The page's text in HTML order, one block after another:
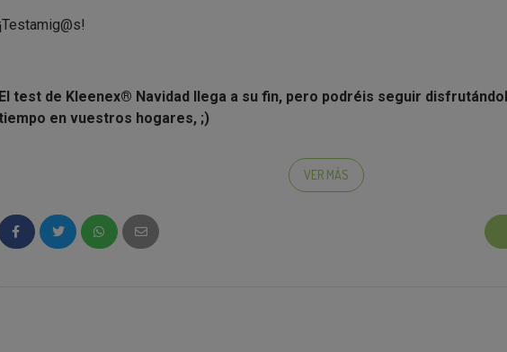
¡Testamig@s!
El test de Kleenex® Navidad llega a su fin, pero podréis seguir
tiempo en vuestros hogares, ;)
Kleenex® Collection nos ofrece
Esperamos hayáis disfrutado de este test de Kleenex® y que junto a él hayáis
VER MÁS